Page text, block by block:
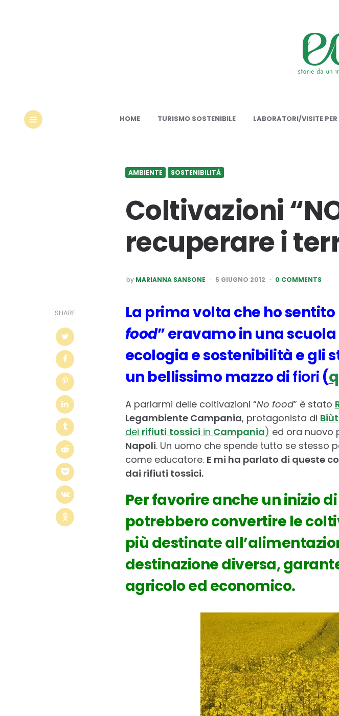
HOME TURISMO SOSTENIBILE LABORATORI/VISITE PER
AMBIENTE SOSTENIBILITÀ
Coltivazioni
recuperare i
POSTED
BY
by MARIANNA SANSONE 5 GIUGNO 2012 0 COMMENTS
SHARE La prima volta che ho
food” eravamo in una
ecologia e sostenibilità e gli
un bellissimo mazzo difiori (
A parlarmi delle coltivazioni “No food” è stato
Legambiente Campania, protagonista di
dei rifiuti tossici in Campania) ed ora nuovo
Napoli. Un uomo che spende tutto se stesso
come educatore. E mi ha parlato di queste
dai rifiuti tossici.
Per favorire anche un inizio
potrebbero convertire le
più destinate
destinazione diversa,
agricolo ed economico.